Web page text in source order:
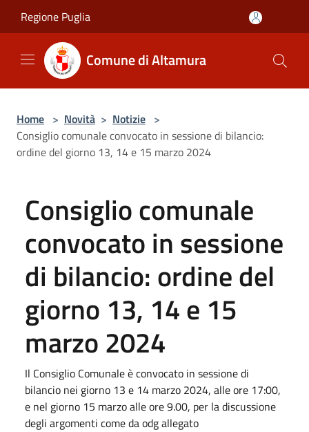
Regione Puglia
Comune di Altamura
Home > Novità > Notizie >
Consiglio comunale convocato in sessione di bilancio:
ordine del giorno 13, 14 e 15 marzo 2024
Consiglio comunale
convocato in sessione
di bilancio: ordine del
giorno 13, 14 e 15
marzo 2024
Il Consiglio Comunale è convocato in sessione di
bilancio nei giorno 13 e 14 marzo 2024, alle ore 17:00,
e nel giorno 15 marzo alle ore 9.00, per la discussione
degli argomenti come da odg allegato